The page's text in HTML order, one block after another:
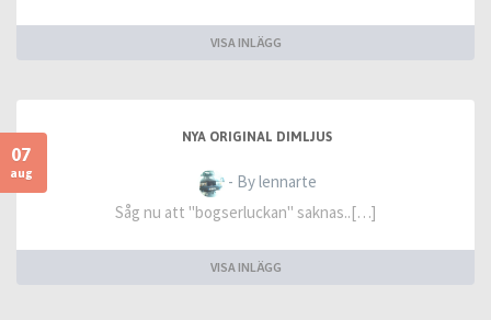
VISA INLÄGG
07
aug
NYA ORIGINAL DIMLJUS
- By lennarte
Såg nu att "bogserluckan" saknas..[…]
VISA INLÄGG